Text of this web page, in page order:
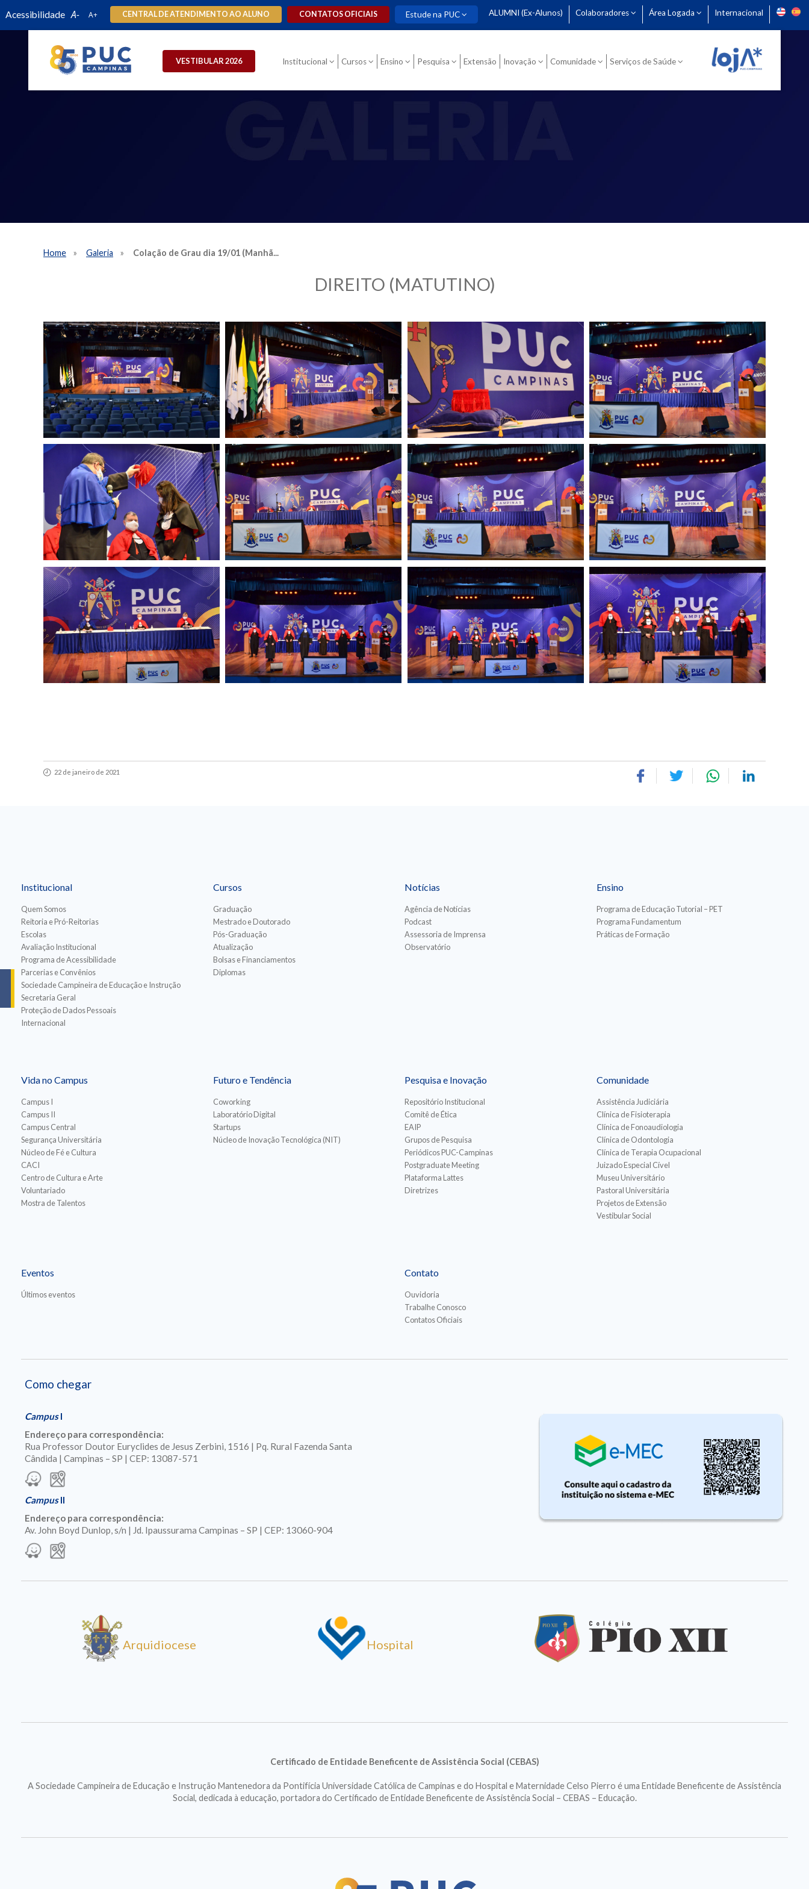
Acessibilidade CENTRAL DE ATENDIMENTO AO ALUNO CONTATOS OFICIAIS Estude na PUC ALUMNI (Ex-Alunos) Colaboradores Área Logada Internacional
VESTIBULAR 2026 Institucional Cursos Ensino Pesquisa Extensão Inovação Comunidade Serviços de Saúde
Home Galeria Colação de Grau dia 19/01 (Manhã...
DIREITO (MATUTINO)
22 de janeiro de 2021
Institucional
Quem Somos
Reitoria e Pró-Reitorias
Escolas
Avaliação Institucional
Programa de Acessibilidade
Parcerias e Convênios
Sociedade Campineira de Educação e Instrução
Secretaria Geral
Proteção de Dados Pessoais
Internacional
Cursos
Graduação
Mestrado e Doutorado
Pós-Graduação
Atualização
Bolsas e Financiamentos
Diplomas
Notícias
Agência de Notícias
Podcast
Assessoria de Imprensa
Observatório
Ensino
Programa de Educação Tutorial – PET
Programa Fundamentum
Práticas de Formação
Vida no Campus
Campus I
Campus II
Campus Central
Segurança Universitária
Núcleo de Fé e Cultura
CACI
Centro de Cultura e Arte
Voluntariado
Mostra de Talentos
Futuro e Tendência
Coworking
Laboratório Digital
Startups
Núcleo de Inovação Tecnológica (NIT)
Pesquisa e Inovação
Repositório Institucional
Comitê de Ética
EAIP
Grupos de Pesquisa
Periódicos PUC-Campinas
Postgraduate Meeting
Plataforma Lattes
Diretrizes
Comunidade
Assistência Judiciária
Clínica de Fisioterapia
Clínica de Fonoaudiologia
Clínica de Odontologia
Clínica de Terapia Ocupacional
Juizado Especial Cível
Museu Universitário
Pastoral Universitária
Projetos de Extensão
Vestibular Social
Eventos
Últimos eventos
Contato
Ouvidoria
Trabalhe Conosco
Contatos Oficiais
Como chegar
CampusI
Endereço para correspondência:
Rua Professor Doutor Euryclides de Jesus Zerbini, 1516 | Pq. Rural Fazenda Santa
Cândida | Campinas – SP | CEP: 13087-571
CampusII
Endereço para correspondência:
Av. John Boyd Dunlop, s/n | Jd. Ipaussurama Campinas – SP | CEP: 13060-904
Arquidiocese Hospital
Certificado de Entidade Beneficente de Assistência Social (CEBAS)
A Sociedade Campineira de Educação e Instrução Mantenedora da Pontifícia Universidade Católica de Campinas e do Hospital e Maternidade Celso Pierro é uma Entidade Beneficente de Assistência
Social, dedicada à educação, portadora do Certificado de Entidade Beneficente de Assistência Social – CEBAS – Educação.